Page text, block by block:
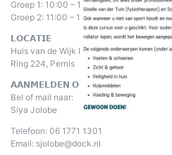
Groep 1: 10:00 – 11:00 uur
Groep 2: 11:00 – 12:00 uur (bijna vol!)
𝗟𝗢𝗖𝗔𝗧𝗜𝗘
Huis van de Wijk De Bonte Koe
Ring 224, Pernis
𝗔𝗔𝗡𝗠𝗘𝗟𝗗𝗘𝗡 𝗢𝗙 𝗩𝗥𝗔𝗚𝗘𝗡?
Bel of mail naar:
Siya Jolobe
Telefoon: 06 1771 1301
Email: sjolobe@dock.nl